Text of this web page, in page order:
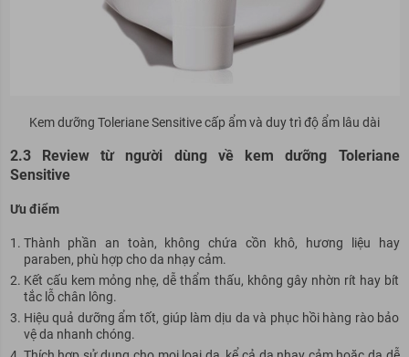
Kem dưỡng Toleriane Sensitive cấp ẩm và duy trì độ ẩm lâu dài
2.3 Review từ người dùng về kem dưỡng Toleriane
Sensitive
Ưu điểm
Thành phần an toàn, không chứa cồn khô, hương liệu hay
paraben, phù hợp cho da nhạy cảm.
Kết cấu kem mỏng nhẹ, dễ thẩm thấu, không gây nhờn rít hay bít
tắc lỗ chân lông.
Hiệu quả dưỡng ẩm tốt, giúp làm dịu da và phục hồi hàng rào bảo
vệ da nhanh chóng.